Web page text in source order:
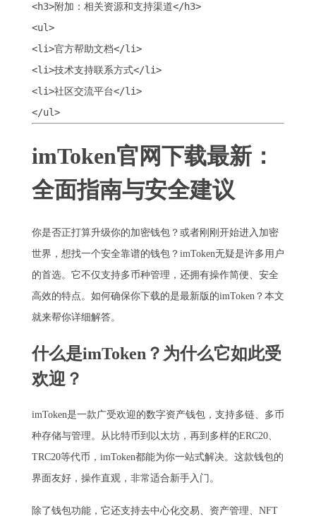
<h3>附加：相关资源和支持渠道</h3>
<ul>
<li>官方帮助文档</li>
<li>技术支持联系方式</li>
<li>社区交流平台</li>
</ul>
imToken官网下载最新：
全面指南与安全建议
你是否正打算升级你的加密钱包？或者刚刚开始进入加密
世界，想找一个安全靠谱的钱包？imToken无疑是许多用户
的首选。它不仅支持多币种管理，还拥有操作简便、安全
高效的特点。如何确保你下载的是最新版的imToken？本文
就来帮你详细解答。
什么是imToken？为什么它如此受
欢迎？
imToken是一款广受欢迎的数字资产钱包，支持多链、多币
种存储与管理。从比特币到以太坊，再到多样的ERC20、
TRC20等代币，imToken都能为你一站式解决。这款钱包的
界面友好，操作直观，非常适合新手入门。
除了钱包功能，它还支持去中心化交易、资产管理、NFT